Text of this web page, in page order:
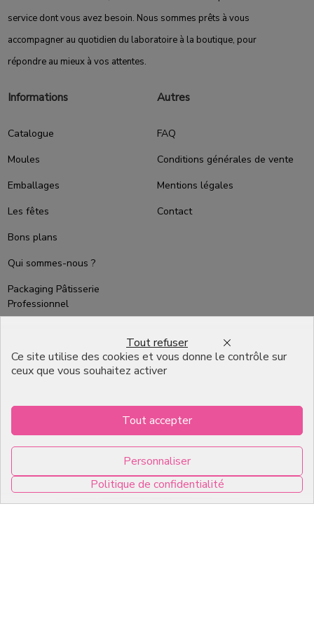
service dont vous avez besoin. Nous sommes prêts à vous
accompagner au quotidien du laboratoire à la boutique, pour
répondre au mieux à vos attentes.
Informations
Catalogue
Moules
Emballages
Les fêtes
Bons plans
Qui sommes-nous ?
Packaging Pâtisserie
Professionnel
English
Autres
FAQ
Conditions générales de vente
Mentions légales
Contact
7, RUE DU 19 MARS 1962
ZI DE DIJON
21600 Longvic
Ce site utilise des cookies et vous donne le contrôle sur
ceux que vous souhaitez activer
Tout accepter
Tout refuser
Personnaliser
Politique de confidentialité